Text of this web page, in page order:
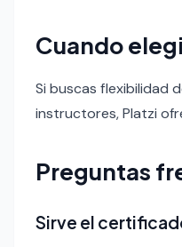
Cuando
Si buscas flexibilidad
instructores, Platzi
Preguntas
Sirve el